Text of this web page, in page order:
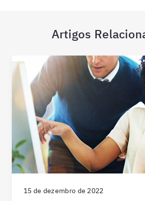
Artigos
15 de dezembro de 2022